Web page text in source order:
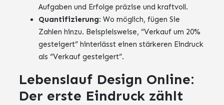
Aufgaben und Erfolge präzise und kraftvoll.
Quantifizierung: Wo möglich, fügen Sie
Zahlen hinzu. Beispielsweise, “Verkauf um 20%
gesteigert” hinterlässt einen stärkeren Eindruck
als “Verkauf gesteigert”.
Lebenslauf Design Online:
Der erste Eindruck zählt